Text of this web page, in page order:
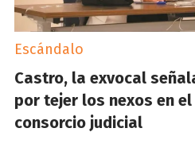
Escándalo
Castro, la exvocal
por tejer los nexos en
consorcio judicial